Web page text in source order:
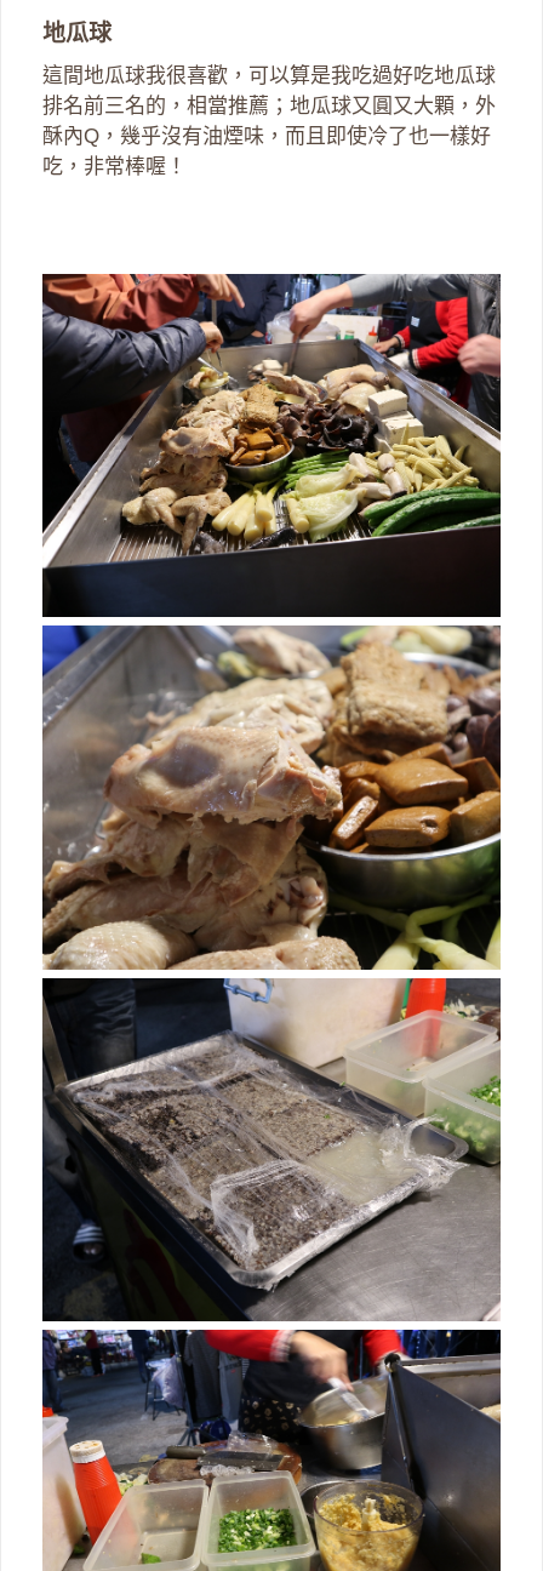
地瓜球
這間地瓜球我很喜歡，可以算是我吃過好吃地瓜球
排名前三名的，相當推薦；地瓜球又圓又大顆，外
酥內Q，幾乎沒有油煙味，而且即使冷了也一樣好
吃，非常棒喔！